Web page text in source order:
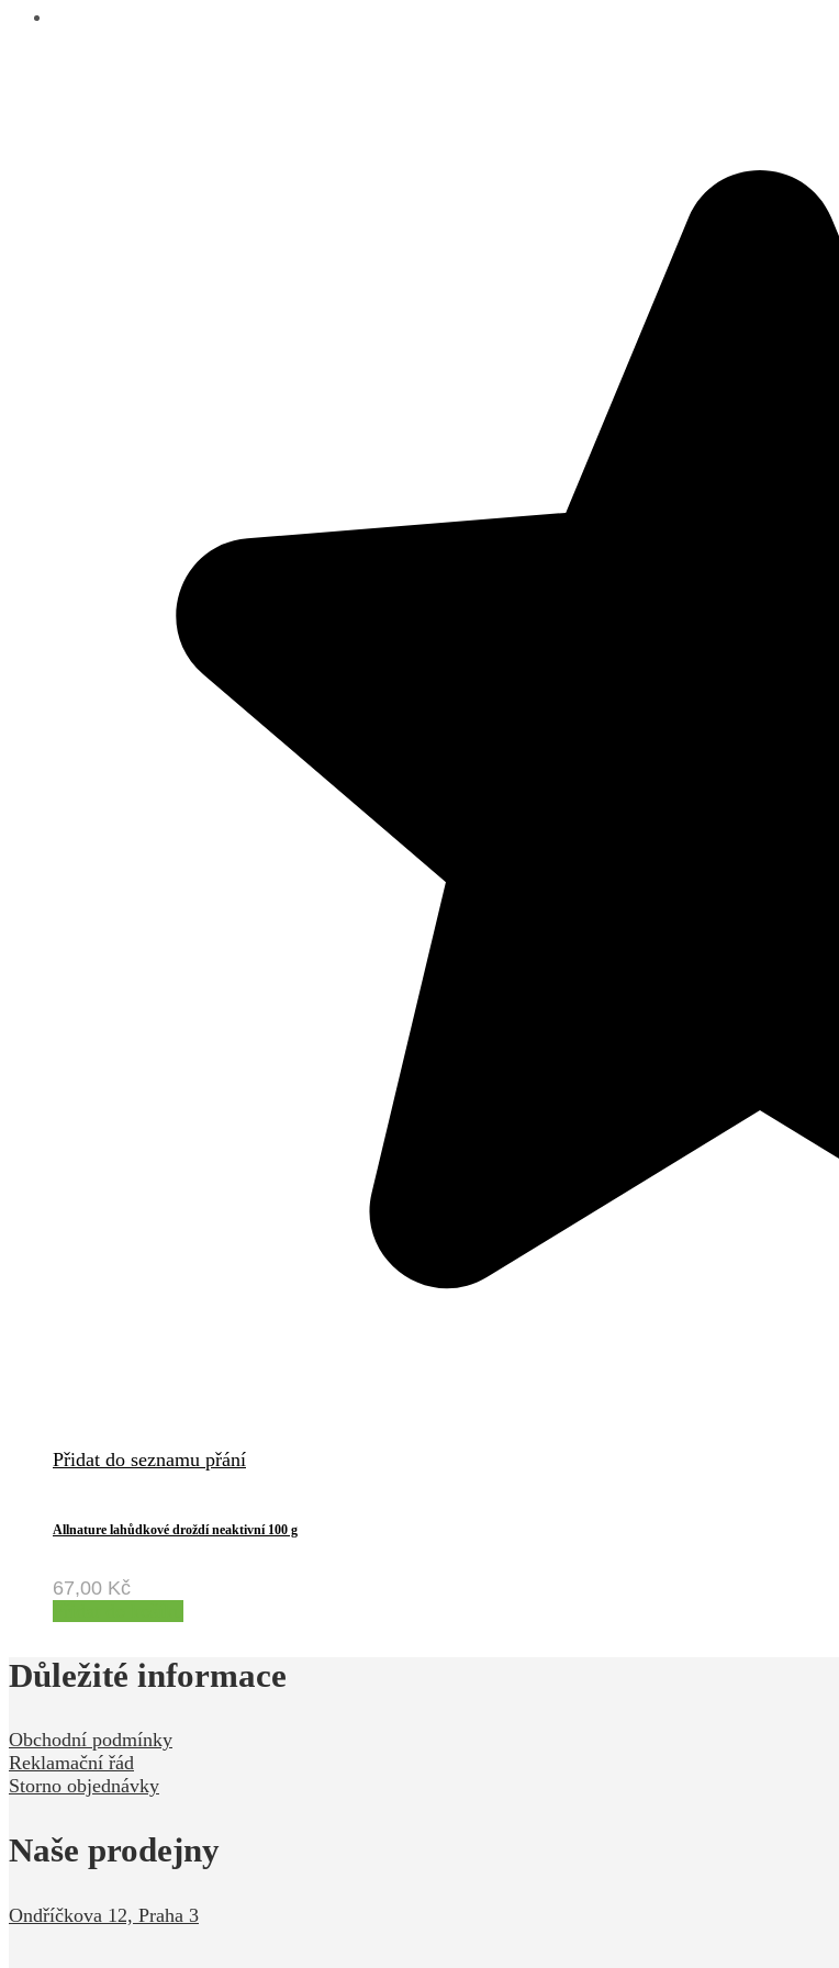
Přidat do seznamu přání
Allnature lahůdkové droždí neaktivní 100 g
67,00 Kč
Důležité informace
Obchodní podmínky
Reklamační řád
Storno objednávky
Naše prodejny
Ondříčkova 12, Praha 3